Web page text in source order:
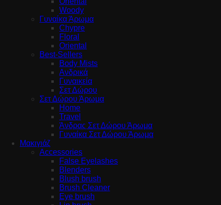
Woody
Γυναίκα Άρωμα
Chypre
Floral
Oriental
Best-Sellers
Body Mists
Ανδρικά
Γυναικεία
Σετ Δώρου
Σετ Δώρου Άρωμα
Home
Travel
Άνδρας Σετ Δώρου Άρωμα
Γυναίκα Σετ Δώρου Άρωμα
Μακιγιάζ
Accessories
False Eyelashes
Blenders
Blush brush
Brush Cleaner
Eye brush